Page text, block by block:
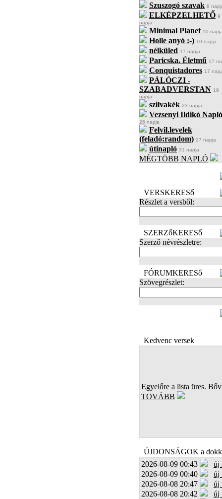
Szuszogó szavak 8
ELKÉPZELHETŐ 9
napja
Minimal Planet 10 napja
Holle anyó :-) 10 napja
nélküled 17 napja
Paricska. Életmű 17
Conquistadores 17
PÁLÓCZI -
SZABADVERSTAN 19
napja
szilvakék 23 napja
Vezsenyi Ildikó
26 napja
Felvil.levelek
(feladó:random) 27 napja
útinapló 31 napja
MÉGTÖBB NAPLÓ
VERSKERESő
Részlet a versből:
SZERZőKERESő
Szerző névrészletre:
FÓRUMKERESő
Szövegrészlet:
Kedvenc versek
Egyelőre a lista üres.
TOVÁBB
ÚJDONSÁGOK a
2026-08-09 00:43
új
2026-08-09 00:40
új
2026-08-08 20:47
új
2026-08-08 20:42
új